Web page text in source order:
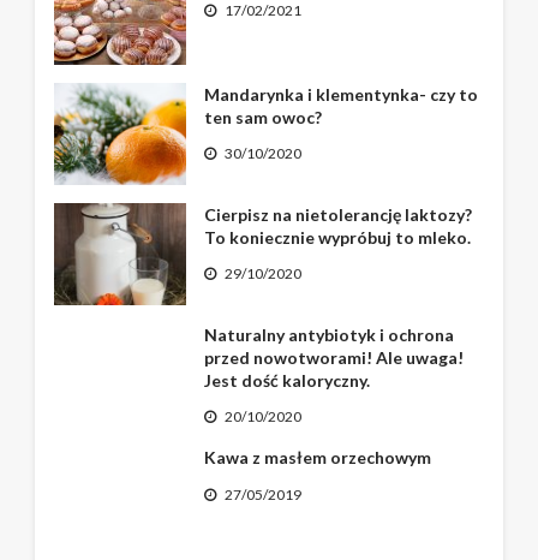
17/02/2021
Mandarynka i klementynka- czy to
ten sam owoc?
30/10/2020
Cierpisz na nietolerancję laktozy?
To koniecznie wypróbuj to mleko.
29/10/2020
Naturalny antybiotyk i ochrona
przed nowotworami! Ale uwaga!
Jest dość kaloryczny.
20/10/2020
Kawa z masłem orzechowym
27/05/2019